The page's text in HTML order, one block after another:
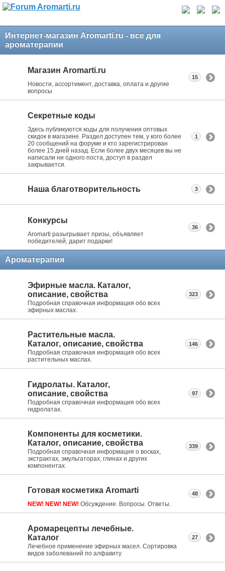
Интернет-магазин Aromarti.ru - все для
ароматерапии
Магазин Aromarti.ru
Новости, ассортимент, доставка, оплата и другие
вопросы
15
Секретные коды
Здесь публикуются коды для получения оптовых
скидок в магазине. Раздел доступен тем, у кого более
20 сообщений на форуме и кто зарегистрирован
более 15 дней назад. Если более двух месяцев вы не
написали ни одного поста, доступ в раздел
закрывается.
1
Наша благотворительность 3
Конкурсы
Aromarti разыгрывает призы, объявляет
победителей, дарит подарки!
36
Ароматерапия
Эфирные масла. Каталог,
описание, свойства
Подробная справочная информация обо всех
эфирных маслах.
323
Растительные масла.
Каталог, описание, свойства
Подробная справочная информация обо всех
растительных маслах.
146
Гидролаты. Каталог,
описание, свойства
Подробная справочная информация обо всех
гидролатах.
97
Компоненты для косметики.
Каталог, описание, свойства
Подробная справочная информация о восках,
экстрактах, эмульгаторах, глинах и других
компонентах.
339
Готовая косметика Aromarti
NEW! NEW! NEW! Обсуждение. Вопросы. Ответы.
48
Аромарецепты лечебные.
Каталог
Лечебное применение эфирных масел. Сортировка
видов заболеваний по алфавиту
27